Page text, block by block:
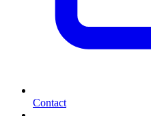
Contact